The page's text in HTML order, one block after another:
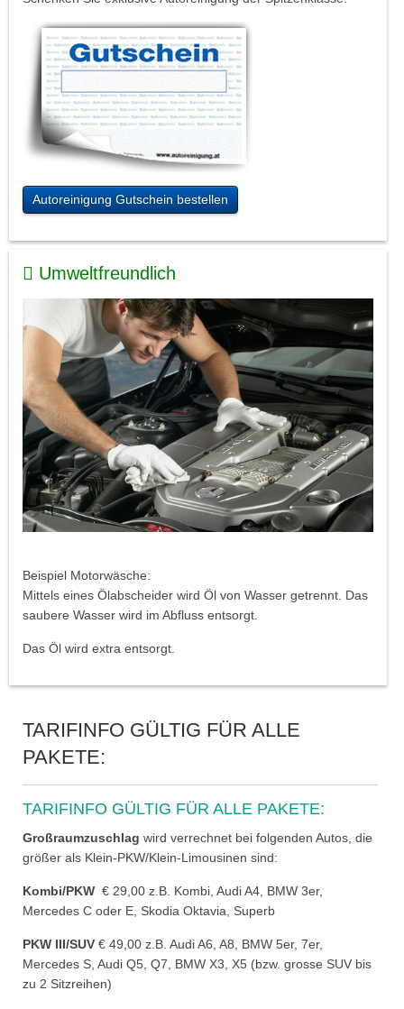
Autoreinigung Gutschein bestellen
Umweltfreundlich
Beispiel Motorwäsche:
Mittels eines Ölabscheider wird Öl von Wasser getrennt. Das
saubere Wasser wird im Abfluss entsorgt.
Das Öl wird extra entsorgt.
TARIFINFO GÜLTIG FÜR ALLE
PAKETE:
TARIFINFO GÜLTIG FÜR ALLE PAKETE:
Großraumzuschlag wird verrechnet bei folgenden Autos, die
größer als Klein-PKW/Klein-Limousinen sind:
Kombi/PKW € 29,00 z.B. Kombi, Audi A4, BMW 3er,
Mercedes C oder E, Skodia Oktavia, Superb
PKW III/SUV € 49,00 z.B. Audi A6, A8, BMW 5er, 7er,
Mercedes S, Audi Q5, Q7, BMW X3, X5 (bzw. grosse SUV bis
zu 2 Sitzreihen)